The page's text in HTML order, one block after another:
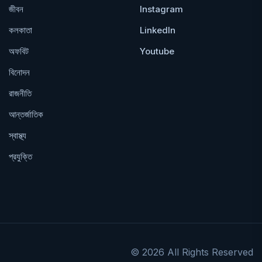
জীবন
কলকাতা
অফবিট
বিনোদন
রাজনীতি
আন্তর্জাতিক
স্বাস্থ্য
প্রযুক্তি
Instagram
LinkedIn
Youtube
© 2026 All Rights Reserved